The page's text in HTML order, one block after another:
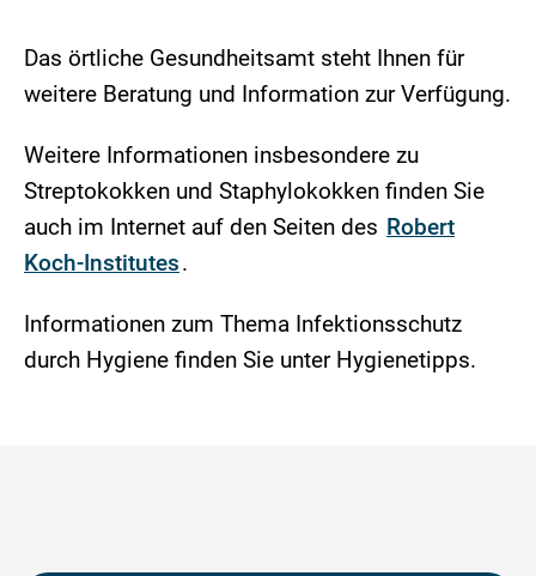
Das örtliche Gesundheitsamt steht Ihnen für
weitere Beratung und Information zur Verfügung.
Weitere Informationen insbesondere zu
Streptokokken und Staphylokokken finden Sie
auch im Internet auf den Seiten des Robert
Koch-Institutes.
Informationen zum Thema Infektionsschutz
durch Hygiene finden Sie unter Hygienetipps.